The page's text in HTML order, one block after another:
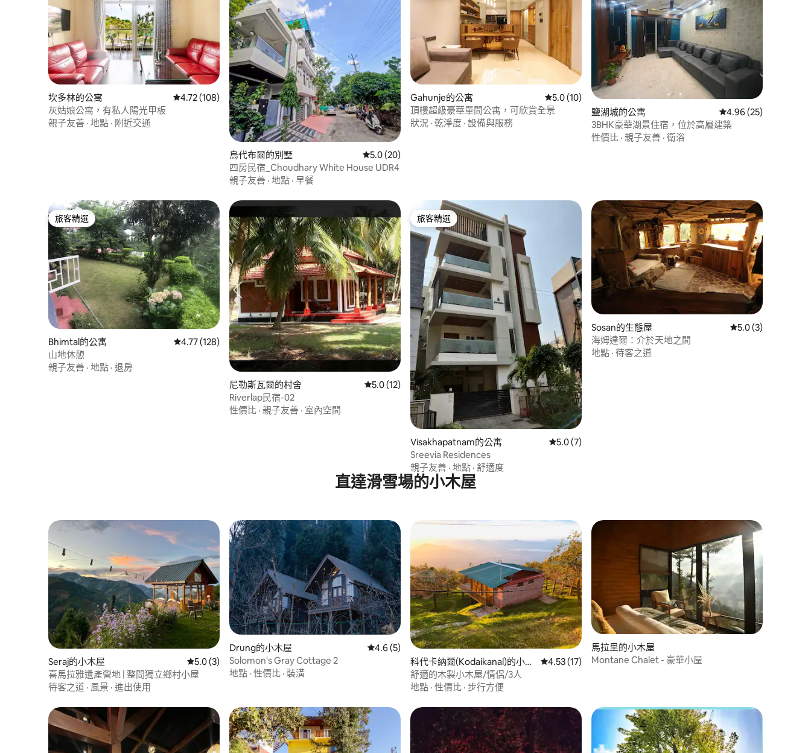
坎多林的公寓 從 108 則評價中獲得 4.72 的平均評分（滿分 5 分）
4.72 (108)
灰姑娘公寓，有私人陽光甲板
親子友善 · 地點 · 附近交通
烏代布爾的別墅 從 20 則評價中獲得 5.0 的平均評分（滿分 5 分）
5.0 (20)
四房民宿_Choudhary White House UDR4
親子友善 · 地點 · 早餐
Gahunje的公寓 從 10 則評價中獲得 5.0 的平均評分（滿分 5 分）
5.0 (10)
頂樓超級豪華單間公寓，可欣賞全景
狀況 · 乾淨度 · 設備與服務
鹽湖城的公寓 從 25 則評價中獲得
4.96 (25)
3BHK豪華湖景住宿，位於高層建築
性價比 · 親子友善 · 衛浴
旅客精選
旅客精選
Bhimtal的公寓 從 128 則評價中獲得 4.77 的平均評分（滿分 5 分）
4.77 (128)
山地休憩
親子友善 · 地點 · 退房
尼勒斯瓦爾的村舍
從 12 則評價中獲得 5.0 的平均評分（滿分 5 分）
5.0 (12)
Riverlap民宿-02
性價比 · 親子友善 · 室內空間
旅客精選
旅客精選
Visakhapatnam的公寓 從 7 則評價中獲得 5.0 的平均評分（滿分 5 分）
5.0 (7)
Sreevia Residences
親子友善 · 地點 · 舒適度
Sosan的生態屋 從 3 則評價中獲得
5.0 (3)
海姆達爾：介於天地之間
地點 · 待客之道
直達滑雪場的小木屋
Seraj的小木屋 從 3 則評價中獲得 5.0 的平均評分（滿分 5 分）
5.0 (3)
喜馬拉雅遺產營地 | 整間獨立鄉村小屋
待客之道 · 風景 · 進出使用
Drung的小木屋 從 5 則評價中獲得 4.6 的平均評分（滿分 5 分）
4.6 (5)
Solomon's Gray Cottage 2
地點 · 性價比 · 裝潢
科代卡納爾(Kodaikanal)的小木
屋
從 17 則評價中獲得 4.53 的平均評分（滿分 5 分）
4.53 (17)
舒適的木製小木屋/情侶/3人
地點 · 性價比 · 步行方便
馬拉里的小木屋
Montane Chalet - 豪華小屋